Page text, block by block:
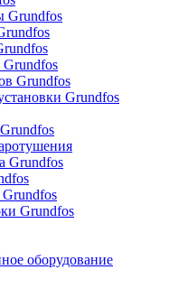
Grundfos
Grundfos
Grundfos
Grundfos
Grundfos
оборудование